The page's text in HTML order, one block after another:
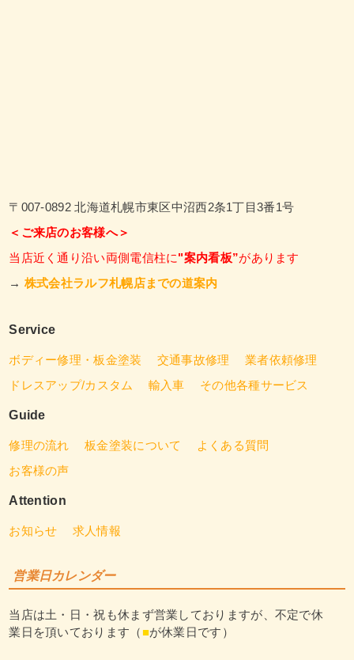
〒007-0892 北海道札幌市東区中沼西2条1丁目3番1号
＜ご来店のお客様へ＞
当店近く通り沿い両側電信柱に"案内看板”があります
→ 株式会社ラルフ札幌店までの道案内
Service
ボディー修理・板金塗装 交通事故修理
業者依頼修理
ドレスアップ/カスタム
輸入車 その他各種サービス
Guide
修理の流れ 板金塗装について
よくある質問
お客様の声
Attention
お知らせ 求人情報
営業日カレンダー
当店は土・日・祝も休まず営業しておりますが、不定で休
業日を頂いております（ ■が休業日です）